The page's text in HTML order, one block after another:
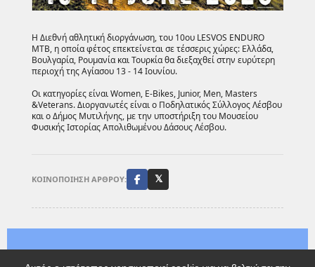
Η Διεθνή αθλητική διοργάνωση, του 10ου LESVOS ENDURO
MTB, η οποία φέτος επεκτείνεται σε τέσσερις χώρες: Ελλάδα,
Βουλγαρία, Ρουμανία και Τουρκία θα διεξαχθεί στην ευρύτερη
περιοχή της Αγίασου 13 - 14 Ιουνίου.
Οι κατηγορίες είναι Women, E-Bikes, Junior, Men, Masters
&Veterans. Διοργανωτές είναι ο Ποδηλατικός Σύλλογος Λέσβου
και ο Δήμος Μυτιλήνης, με την υποστήριξη του Μουσείου
Φυσικής Ιστορίας Απολιθωμένου Δάσους Λέσβου.
ΚΟΙΝΟΠΟΙΗΣΗ ΑΡΘΡΟΥ: 𝕏